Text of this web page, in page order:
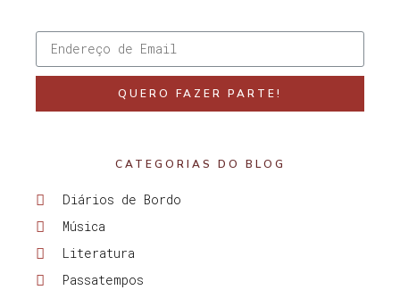
QUERO FAZER PARTE!
CATEGORIAS DO BLOG
Diários de Bordo
Música
Literatura
Passatempos